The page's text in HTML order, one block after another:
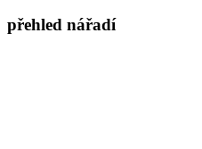
přehled nářadí